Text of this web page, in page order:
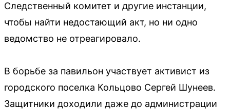
Следственный комитет и другие инстанции,
чтобы найти недостающий акт, но ни одно
ведомство не отреагировало.
В борьбе за павильон участвует активист из
городского поселка Кольцово Сергей Шунеев.
Защитники доходили даже до администрации